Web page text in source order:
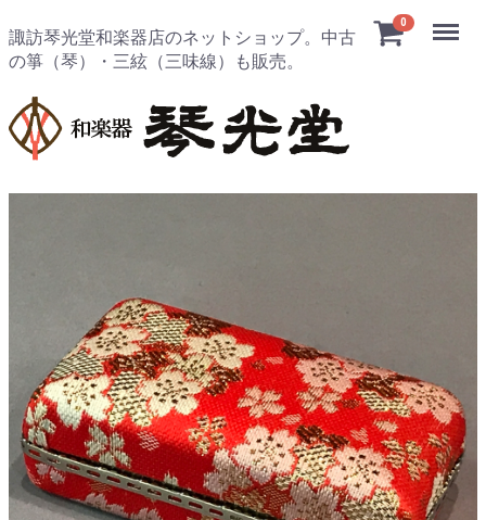
諏訪琴光堂和楽器店のネットショップ。中古
の箏（琴）・三絃（三味線）も販売。
0 Menu